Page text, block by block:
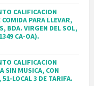
CALIFICACION
PARA LLEVAR,
BDA. VIRGEN DEL SOL,
CA-OA).
CALIFICACION
SIN MUSICA, CON
LOCAL 3 DE TARIFA.